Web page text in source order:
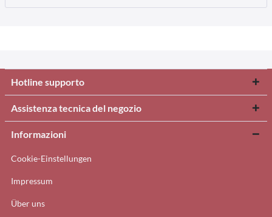
Hotline supporto
Assistenza tecnica del negozio
Informazioni
Cookie-Einstellungen
Impressum
Über uns